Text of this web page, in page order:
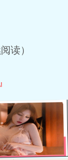
读）